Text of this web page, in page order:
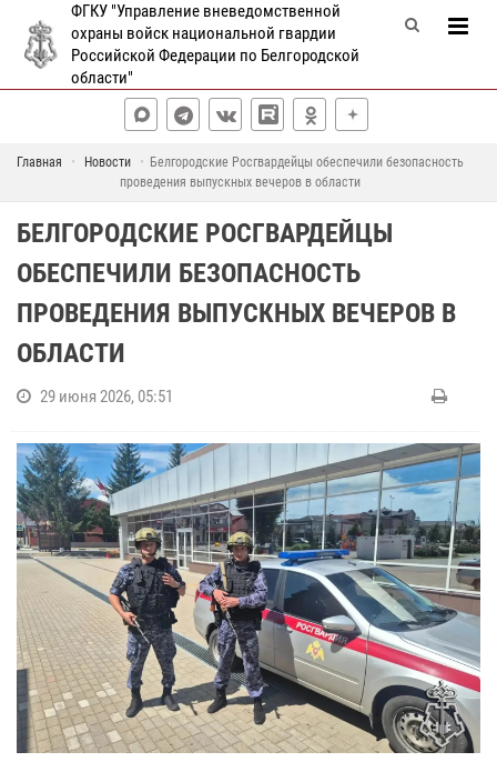
ФГКУ "Управление вневедомственной
охраны войск национальной гвардии
Российской Федерации по Белгородской
области"
Главная Новости
Белгородские Росгвардейцы обеспечили безопасность
проведения выпускных вечеров в области
БЕЛГОРОДСКИЕ РОСГВАРДЕЙЦЫ
ОБЕСПЕЧИЛИ БЕЗОПАСНОСТЬ
ПРОВЕДЕНИЯ ВЫПУСКНЫХ ВЕЧЕРОВ В
ОБЛАСТИ
29 июня 2026, 05:51